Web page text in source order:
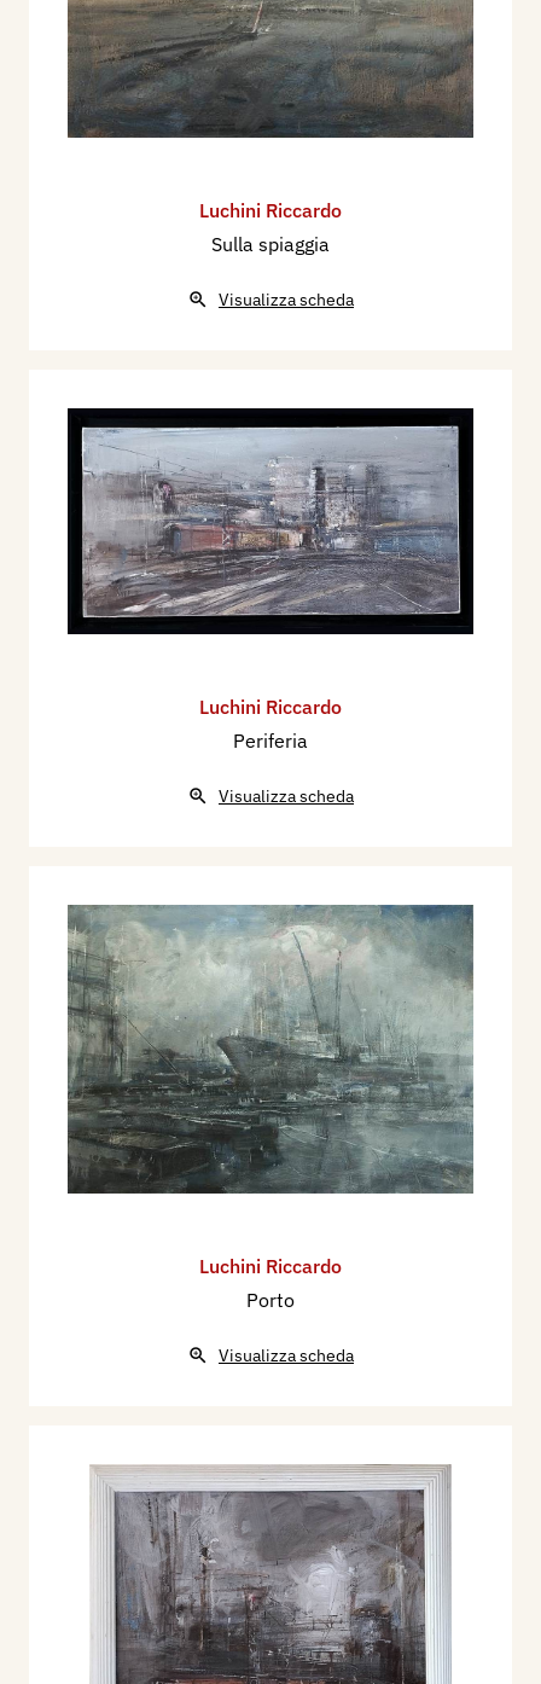
Luchini Riccardo
Sulla spiaggia
Visualizza scheda
Luchini Riccardo
Periferia
Visualizza scheda
Luchini Riccardo
Porto
Visualizza scheda